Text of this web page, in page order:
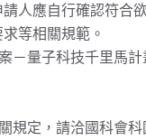
人應自行確認符合
等相關規範。
－量子科技千里馬
規定，請洽國科會科